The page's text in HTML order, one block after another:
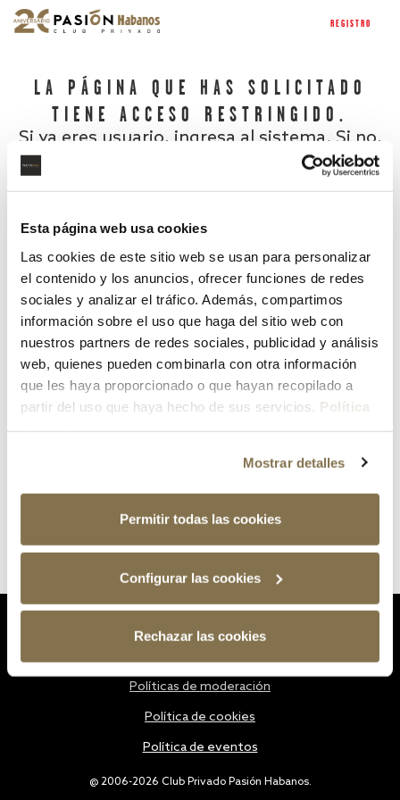
Esta página web usa cookies
Las cookies de este sitio web se usan para personalizar
el contenido y los anuncios, ofrecer funciones de redes
sociales y analizar el tráfico. Además, compartimos
información sobre el uso que haga del sitio web con
nuestros partners de redes sociales, publicidad y análisis
web, quienes pueden combinarla con otra información
que les haya proporcionado o que hayan recopilado a
partir del uso que haya hecho de sus servicios. Política
Mostrar detalles
Permitir todas las cookies
Configurar las cookies
Rechazar las cookies
REGISTRO
LA PÁGINA QUE HAS SOLICITADO
TIENE ACCESO RESTRINGIDO.
Si ya eres usuario, ingresa al sistema. Si no,
¿Has olvidado tu contraseña?
@ 2006-2026 Club Privado Pasión Habanos.
Políticas de moderación
Política de cookies
Política de eventos